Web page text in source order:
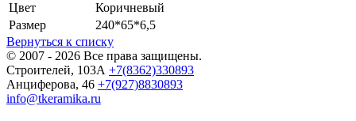
Цвет
Коричневый
Размер
240*65*6,5
Вернуться к списку
© 2007 - 2026 Все права защищены.
Строителей, 103А +7(8362)330893
Анциферова, 46 +7(927)8830893
info@tkeramika.ru